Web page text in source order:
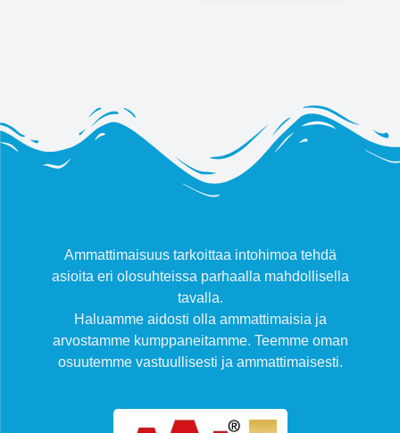
Ammattimaisuus tarkoittaa intohimoa tehdä
asioita eri olosuhteissa parhaalla mahdollisella
tavalla.
Haluamme aidosti olla ammattimaisia ja
arvostamme kumppaneitamme. Teemme oman
osuutemme vastuullisesti ja ammattimaisesti.